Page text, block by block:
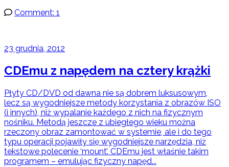
Comment: 1
23 grudnia, 2012
CDEmu z napędem na cztery krążki
Płyty CD/DVD od dawna nie są dobrem luksusowym,
lecz są wygodniejsze metody korzystania z obrazów ISO
(i innych), niż wypalanie każdego z nich na fizycznym
nośniku. Metodą jeszcze z ubiegłego wieku można
rzeczony obraz zamontować w systemie, ale i do tego
typu operacji pojawiły się wygodniejsze narzędzia, niż
tekstowe polecenie ‘mount’. CDEmu jest właśnie takim
programem – emulując fizyczny napęd...